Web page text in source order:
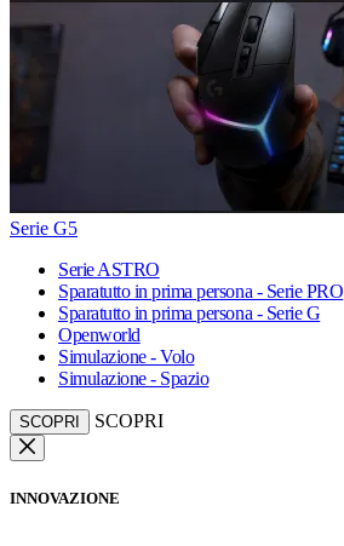
Serie G5
Serie ASTRO
Sparatutto in prima persona - Serie PRO
Sparatutto in prima persona - Serie G
Openworld
Simulazione - Volo
Simulazione - Spazio
SCOPRI SCOPRI
INNOVAZIONE